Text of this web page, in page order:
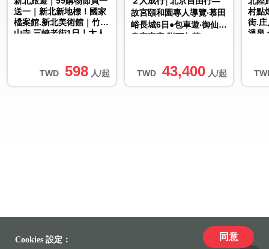
TWD 598 人/起
送一｜新北新地標！國家
檔案館.新北美術館｜竹林
山寺.三峽老街1日｜大人
TWD 43,400 人/起
故宮頤和園專人導覽‧慕田
峪長城6日●包車遊‧御仙都
皇家宮宴‧贈下午茶
村點
街.庄
溫泉.
Cookies 設定： 同意